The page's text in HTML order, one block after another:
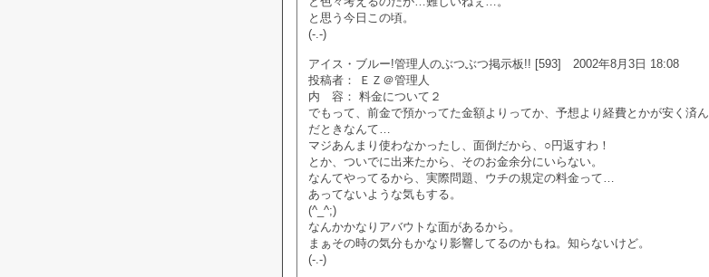
と思う今日この頃。
(-.-)
アイス・ブルー!管理人のぶつぶつ掲示板!! [593] 2002年8月3日 18:08
投稿者： ＥＺ＠管理人
内 容： 料金について２
でもって、前金で預かってた金額よりってか、予想より経費とかが安く済ん
だときなんて…
マジあんまり使わなかったし、面倒だから、○円返すわ！
とか、ついでに出来たから、そのお金余分にいらない。
なんてやってるから、実際問題、ウチの規定の料金って…
あってないような気もする。
(^_^;)
なんかかなりアバウトな面があるから。
まぁその時の気分もかなり影響してるのかもね。知らないけど。
(-.-)